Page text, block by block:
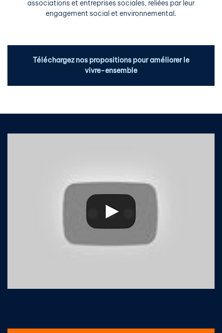
associations et entreprises sociales, reliées par leur
engagement social et environnemental.
Téléchargez nos propositions pour améliorer le
vivre-ensemble